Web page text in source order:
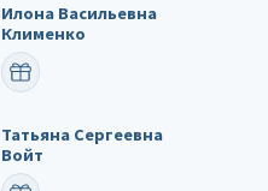
Илона Васильевна
Клименко
ПОЗДРАВИТЬ
Татьяна Сергеевна
Войт